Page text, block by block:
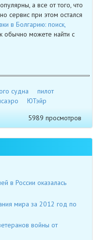
а все от того, что
сервис при этом остался
в Болгарию: поиск,
обычно можете найти с
судна
пилот
ЮТэйр
5989 просмотров
в России оказалась
мира за 2012 год по
войны от